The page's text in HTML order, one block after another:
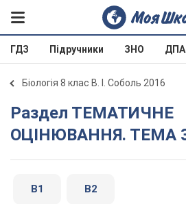
ГДЗ Підручники ЗНО ДПА
Біологія 8 клас В. І. Соболь 2016
Раздел ТЕМАТИЧНЕ
ОЦІНЮВАННЯ. ТЕМА
В1 В2